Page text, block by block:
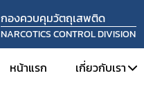
กองควบคุมวัตถุเสพติด
NARCOTICS CONTROL DIVISION
หน้าแรก เกี่ยวกับเรา